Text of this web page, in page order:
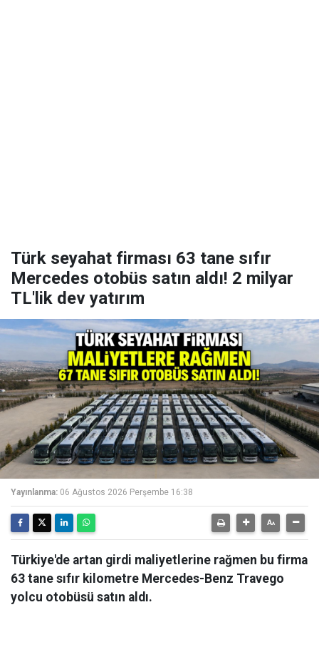
Türk seyahat firması 63 tane sıfır
Mercedes otobüs satın aldı! 2 milyar
TL'lik dev yatırım
Yayınlanma: 06 Ağustos 2026 Perşembe 16:38
Türkiye'de artan girdi maliyetlerine rağmen bu firma
63 tane sıfır kilometre Mercedes-Benz Travego
yolcu otobüsü satın aldı.